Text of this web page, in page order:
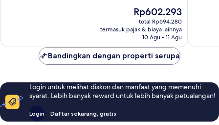
Harga
sekarang
Rp602.293
Rp602.293
total Rp694.280
termasuk pajak & biaya lainnya
10 Agu - 11 Agu
Bandingkan dengan properti serupa
Login untuk melihat diskon dan manfaat yang memenuhi
syarat. Lebih banyak reward untuk lebih banyak petualangan!
Login Daftar sekarang, gratis